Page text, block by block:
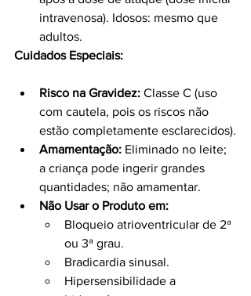
intravenosa). Idosos: mesmo que
adultos.
Cuidados Especiais:
Risco na Gravidez: Classe C (uso
com cautela, pois os riscos não
estão completamente esclarecidos).
Amamentação: Eliminado no leite;
a criança pode ingerir grandes
quantidades; não amamentar.
Não Usar o Produto em:
Bloqueio atrioventricular de 2ª
ou 3ª grau.
Bradicardia sinusal.
Hipersensibilidade a